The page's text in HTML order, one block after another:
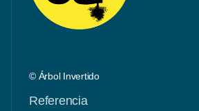
© Árbol Invertido
Referencia